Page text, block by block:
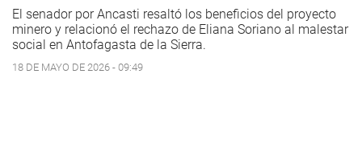
El senador por Ancasti resaltó los beneficios del proyecto
minero y relacionó el rechazo de Eliana Soriano al malestar
social en Antofagasta de la Sierra.
18 DE MAYO DE 2026 - 09:49